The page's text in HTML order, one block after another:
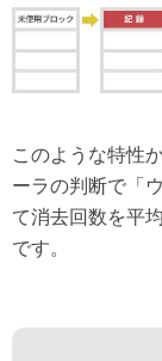
このような特性
ーラの判断で「
て消去回数を平
です。